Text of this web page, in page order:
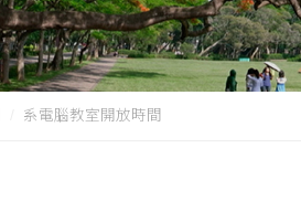
系電腦教室開放時間